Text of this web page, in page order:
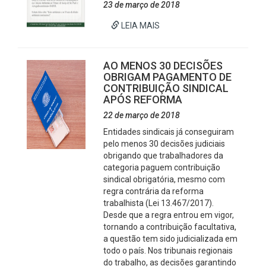
23 de março de 2018
LEIA MAIS
AO MENOS 30 DECISÕES
OBRIGAM PAGAMENTO DE
CONTRIBUIÇÃO SINDICAL
APÓS REFORMA
22 de março de 2018
Entidades sindicais já conseguiram
pelo menos 30 decisões judiciais
obrigando que trabalhadores da
categoria paguem contribuição
sindical obrigatória, mesmo com
regra contrária da reforma
trabalhista (Lei 13.467/2017).
Desde que a regra entrou em vigor,
tornando a contribuição facultativa,
a questão tem sido judicializada em
todo o país. Nos tribunais regionais
do trabalho, as decisões garantindo